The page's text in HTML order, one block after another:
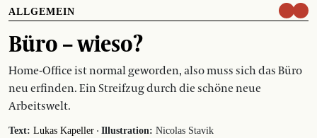
ALLGEMEIN
Büro – wieso?
Home-Office ist normal geworden, also muss sich das Büro
neu erfinden. Ein Streifzug durch die schöne neue
Arbeitswelt.
Text: Lukas Kapeller · Illustration: Nicolas Stavik